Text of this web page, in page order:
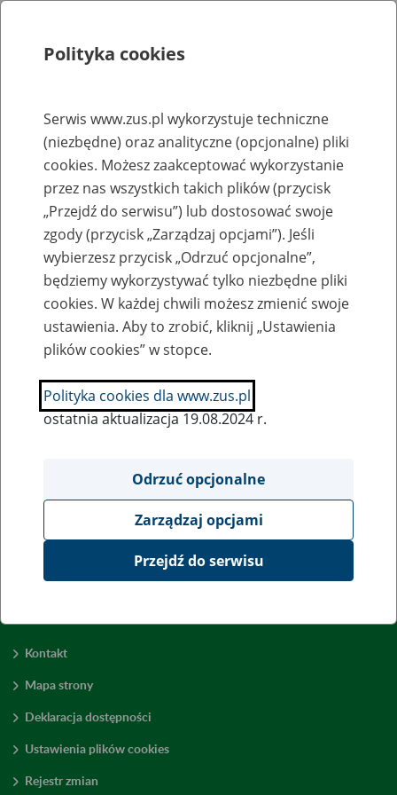
Rejestry, ewidencje i archiwa
Baza zlikwidowanych lub
przekształconych zakładów pracy
Nazwa zakładu pracy:
SZUKAJ
Wyświetl wszystkie
Kontakt
Mapa strony
Deklaracja dostępności
Ustawienia plików cookies
Rejestr zmian
Polityka cookies
Serwis www.zus.pl wykorzystuje techniczne
(niezbędne) oraz analityczne (opcjonalne) pliki
cookies. Możesz zaakceptować wykorzystanie
przez nas wszystkich takich plików (przycisk
„Przejdź do serwisu”) lub dostosować swoje
zgody (przycisk „Zarządzaj opcjami”). Jeśli
wybierzesz przycisk „Odrzuć opcjonalne”,
będziemy wykorzystywać tylko niezbędne pliki
cookies. W każdej chwili możesz zmienić swoje
ustawienia. Aby to zrobić, kliknij „Ustawienia
plików cookies” w stopce.
Polityka cookies dla www.zus.pl
ostatnia aktualizacja 19.08.2024 r.
Odrzuć opcjonalne
Zarządzaj opcjami
Przejdź do serwisu